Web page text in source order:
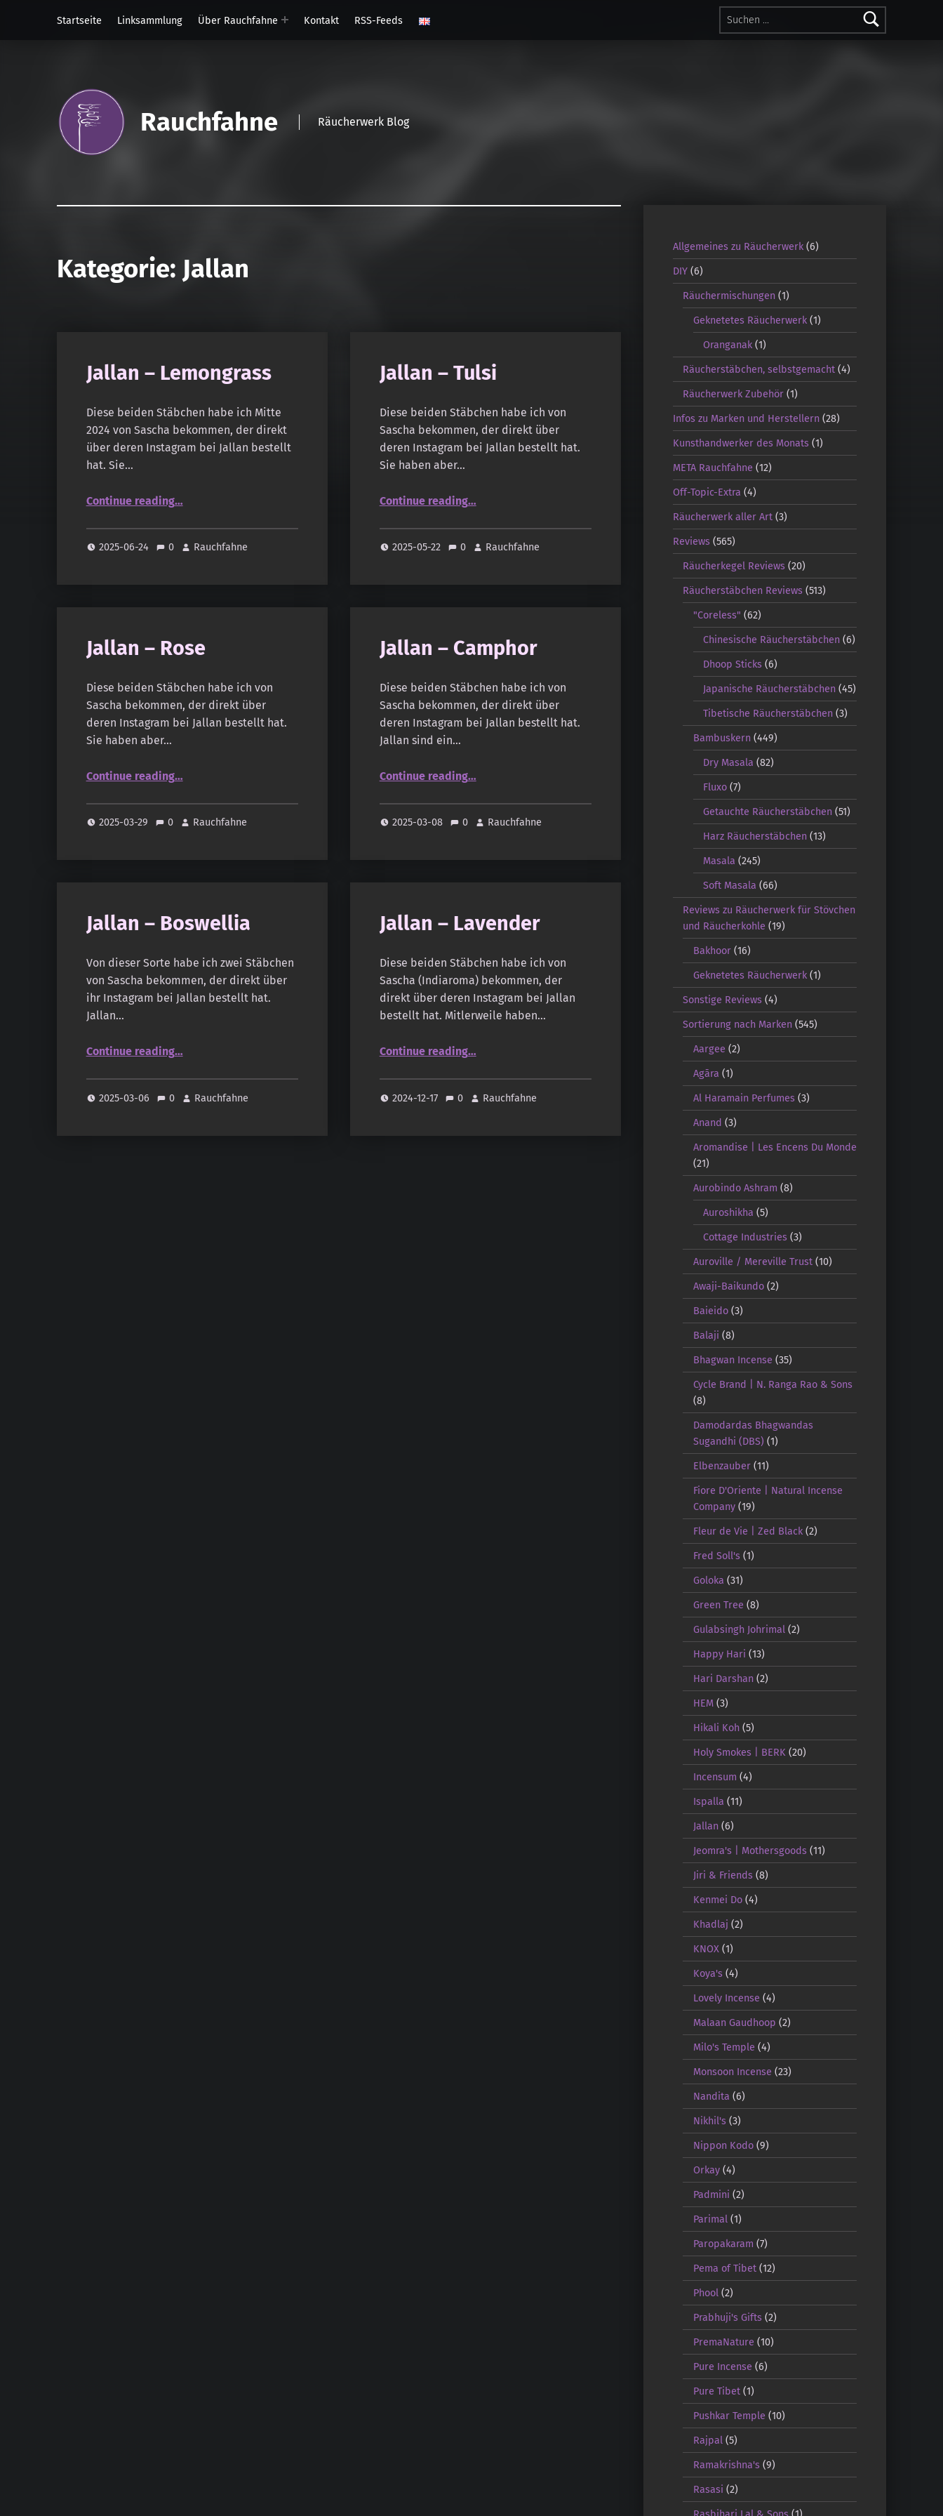
Suchen nach:
Startseite
Linksammlung Über Rauchfahne Kontakt RSS-Feeds
Rauchfahne Räucherwerk Blog
Kategorie: Jallan
Jallan – Lemongrass
Diese beiden Stäbchen habe ich Mitte
2024 von Sascha bekommen, der direkt
über deren Instagram bei Jallan bestellt
hat. Sie…
Continue reading…
2025-06-24 0 Rauchfahne
Jallan – Tulsi
Diese beiden Stäbchen habe ich von
Sascha bekommen, der direkt über
deren Instagram bei Jallan bestellt hat.
Sie haben aber…
Continue reading…
2025-05-22 0 Rauchfahne
Jallan – Rose
Diese beiden Stäbchen habe ich von
Sascha bekommen, der direkt über
deren Instagram bei Jallan bestellt hat.
Sie haben aber…
Continue reading…
2025-03-29 0 Rauchfahne
Jallan – Camphor
Diese beiden Stäbchen habe ich von
Sascha bekommen, der direkt über
deren Instagram bei Jallan bestellt hat.
Jallan sind ein…
Continue reading…
2025-03-08 0 Rauchfahne
Jallan – Boswellia
Von dieser Sorte habe ich zwei Stäbchen
von Sascha bekommen, der direkt über
ihr Instagram bei Jallan bestellt hat.
Jallan…
Continue reading…
2025-03-06 0 Rauchfahne
Jallan – Lavender
Diese beiden Stäbchen habe ich von
Sascha (Indiaroma) bekommen, der
direkt über deren Instagram bei Jallan
bestellt hat. Mitlerweile haben…
Continue reading…
2024-12-17 0 Rauchfahne
Allgemeines zu Räucherwerk(6)
DIY(6)
Räuchermischungen (1)
Geknetetes Räucherwerk(1)
Oranganak (1)
Räucherstäbchen, selbstgemacht (4)
Räucherwerk Zubehör (1)
Infos zu Marken und Herstellern(28)
Kunsthandwerker des Monats(1)
META Rauchfahne (12)
Off-Topic-Extra (4)
Räucherwerk aller Art(3)
Reviews(565)
Räucherkegel Reviews (20)
Räucherstäbchen Reviews (513)
"Coreless" (62)
Chinesische Räucherstäbchen (6)
Dhoop Sticks (6)
Japanische Räucherstäbchen (45)
Tibetische Räucherstäbchen (3)
Bambuskern(449)
Dry Masala (82)
Fluxo (7)
Getauchte Räucherstäbchen (51)
Harz Räucherstäbchen (13)
Masala (245)
Soft Masala (66)
Reviews zu Räucherwerk für Stövchen
und Räucherkohle (19)
Bakhoor(16)
Geknetetes Räucherwerk(1)
Sonstige Reviews (4)
Sortierung nach Marken (545)
Aargee (2)
Agāra (1)
Al Haramain Perfumes(3)
Anand (3)
Aromandise | Les Encens Du Monde
(21)
Aurobindo Ashram (8)
Auroshikha (5)
Cottage Industries (3)
Auroville / Mereville Trust(10)
Awaji-Baikundo(2)
Baieido(3)
Balaji (8)
Bhagwan Incense (35)
Cycle Brand | N. Ranga Rao & Sons
(8)
Damodardas Bhagwandas
Sugandhi (DBS) (1)
Elbenzauber(11)
Fiore D'Oriente | Natural Incense
Company(19)
Fleur de Vie | Zed Black(2)
Fred Soll's(1)
Goloka (31)
Green Tree (8)
Gulabsingh Johrimal (2)
Happy Hari (13)
Hari Darshan(2)
HEM(3)
Hikali Koh(5)
Holy Smokes | BERK (20)
Incensum (4)
Ispalla (11)
Jallan(6)
Jeomra's | Mothersgoods(11)
Jiri & Friends(8)
Kenmei Do(4)
Khadlaj (2)
KNOX (1)
Koya's(4)
Lovely Incense (4)
Malaan Gaudhoop (2)
Milo's Temple (4)
Monsoon Incense (23)
Nandita (6)
Nikhil's(3)
Nippon Kodo(9)
Orkay(4)
Padmini (2)
Parimal (1)
Paropakaram (7)
Pema of Tibet(12)
Phool (2)
Prabhuji's Gifts(2)
PremaNature (10)
Pure Incense (6)
Pure Tibet(1)
Pushkar Temple (10)
Rajpal (5)
Ramakrishna's(9)
Rasasi (2)